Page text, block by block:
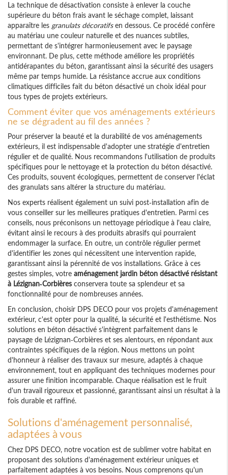
La technique de désactivation consiste à enlever la couche
supérieure du béton frais avant le séchage complet, laissant
apparaître les granulats décoratifsen dessous. Ce procédé confère
au matériau une couleur naturelle et des nuances subtiles,
permettant de s'intégrer harmonieusement avec le paysage
environnant. De plus, cette méthode améliore les propriétés
antidérapantes du béton, garantissant ainsi la sécurité des usagers
même par temps humide. La résistance accrue aux conditions
climatiques difficiles fait du béton désactivé un choix idéal pour
tous types de projets extérieurs.
Comment éviter que vos aménagements extérieurs
ne se dégradent au fil des années ?
Pour préserver la beauté et la durabilité de vos aménagements
extérieurs, il est indispensable d'adopter une stratégie d'entretien
régulier et de qualité. Nous recommandons l'utilisation de produits
spécifiques pour le nettoyage et la protection du béton désactivé.
Ces produits, souvent écologiques, permettent de conserver l'éclat
des granulats sans altérer la structure du matériau.
Nos experts réalisent également un suivi post-installation afin de
vous conseiller sur les meilleures pratiques d'entretien. Parmi ces
conseils, nous préconisons un nettoyage périodique à l'eau claire,
évitant ainsi le recours à des produits abrasifs qui pourraient
endommager la surface. En outre, un contrôle régulier permet
d'identifier les zones qui nécessitent une intervention rapide,
garantissant ainsi la pérennité de vos installations. Grâce à ces
gestes simples, votre aménagement jardin béton désactivé résistant
à Lézignan-Corbières conservera toute sa splendeur et sa
fonctionnalité pour de nombreuses années.
En conclusion, choisir DPS DECO pour vos projets d'aménagement
extérieur, c'est opter pour la qualité, la sécurité et l'esthétisme. Nos
solutions en béton désactivé s'intègrent parfaitement dans le
paysage de Lézignan-Corbières et ses alentours, en répondant aux
contraintes spécifiques de la région. Nous mettons un point
d'honneur à réaliser des travaux sur mesure, adaptés à chaque
environnement, tout en appliquant des techniques modernes pour
assurer une finition incomparable. Chaque réalisation est le fruit
d'un travail rigoureux et passionné, garantissant ainsi un résultat à la
fois durable et raffiné.
Solutions d'aménagement personnalisé,
adaptées à vous
Chez DPS DECO, notre vocation est de sublimer votre habitat en
proposant des solutions d'aménagement extérieur uniques et
parfaitement adaptées à vos besoins. Nous comprenons qu'un